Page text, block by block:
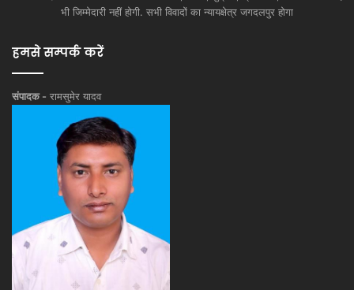
भी जिम्मेदारी नहीं होगी. सभी विवादों का न्यायक्षेत्र जगदलपुर होगा
हमसे सम्पर्क करें
संपादक - रामसुमेर यादव